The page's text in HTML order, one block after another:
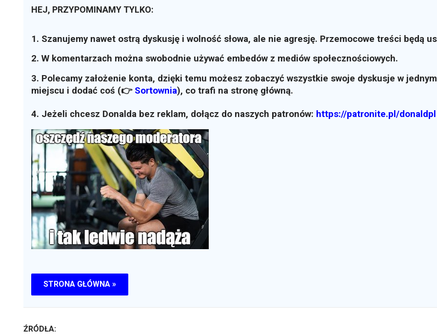
HEJ, PRZYPOMINAMY TYLKO:
1. Szanujemy nawet ostrą dyskusję i wolność słowa, ale nie agresję. Przemocowe treści będą
2. W komentarzach można swobodnie używać embedów z mediów społecznościowych.
3. Polecamy założenie konta, dzięki temu możesz zobaczyć wszystkie swoje dyskusje w jednym
miejscu i dodać coś (👉 Sortownia), co trafi na stronę główną.
4. Jeżeli chcesz Donalda bez reklam, dołącz do naszych patronów: https://patronite.pl/donaldpl
STRONA GŁÓWNA »
ŹRÓDŁA: